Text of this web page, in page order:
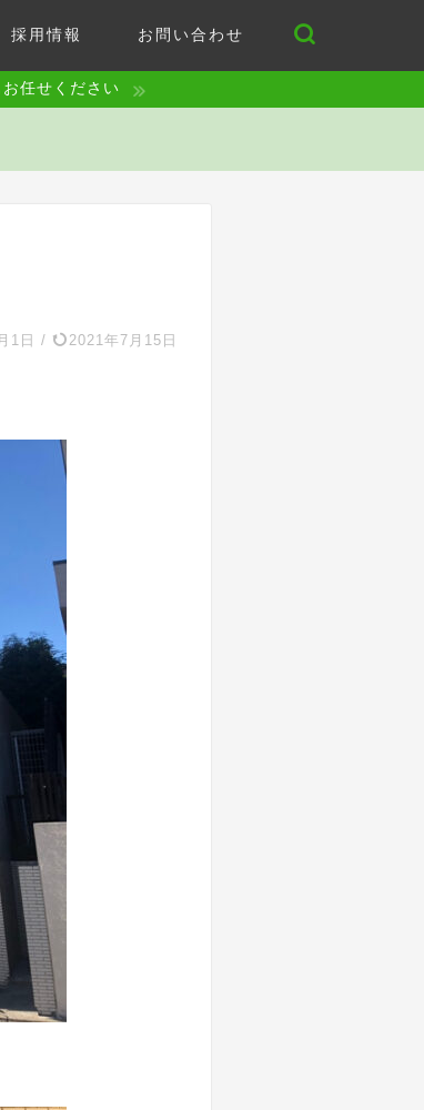
採用情報 お問い合わせ
任せください
1日 / 2021年7月15日